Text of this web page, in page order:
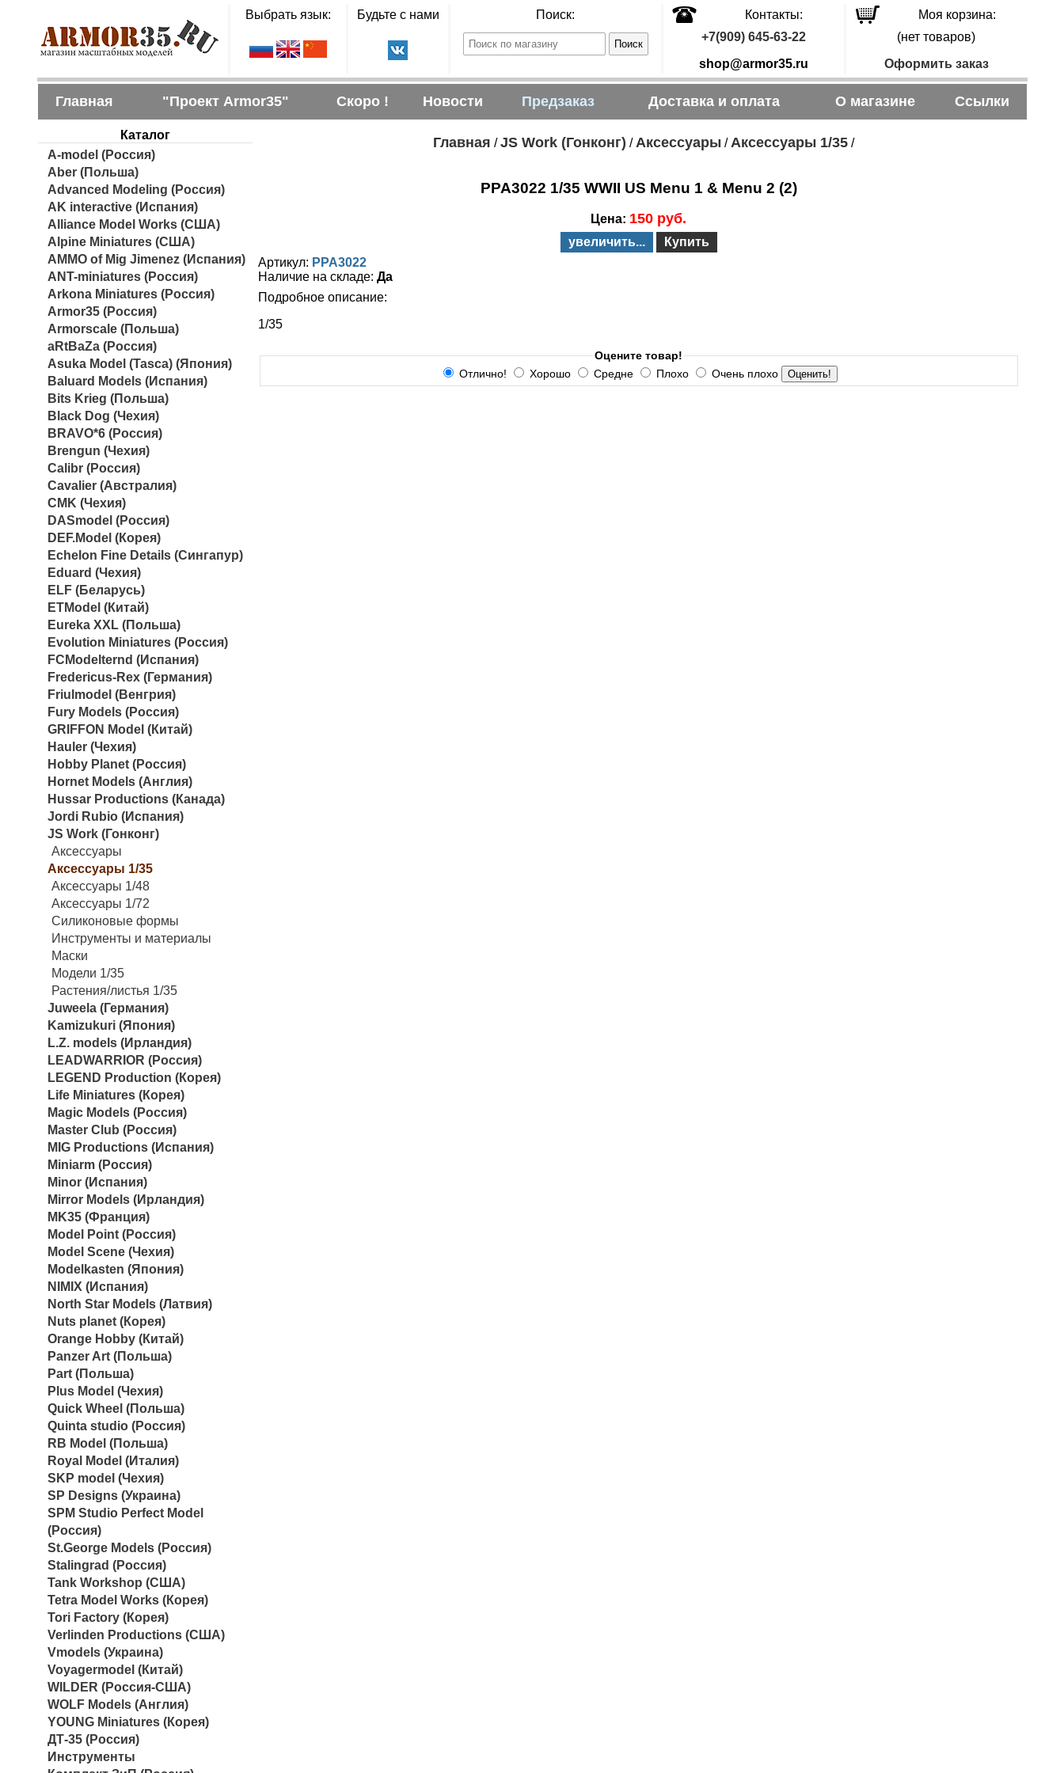
Выбрать язык: Будьте с нами Поиск: Контакты:
Моя корзина:
+7(909) 645-63-22
shop@armor35.ru
(нет товаров)
Оформить заказ
Главная "Проект Armor35" Скоро ! Новости Предзаказ Доставка и оплата О магазине Ссылки
Каталог
A-model (Россия)
Aber (Польша)
Advanced Modeling (Россия)
AK interactive (Испания)
Alliance Model Works (США)
Alpine Miniatures (США)
AMMO of Mig Jimenez (Испания)
ANT-miniatures (Россия)
Arkona Miniatures (Россия)
Armor35 (Россия)
Armorscale (Польша)
aRtBaZa (Россия)
Asuka Model (Tasca) (Япония)
Baluard Models (Испания)
Bits Krieg (Польша)
Black Dog (Чехия)
BRAVO*6 (Россия)
Brengun (Чехия)
Calibr (Россия)
Cavalier (Австралия)
CMK (Чехия)
DASmodel (Россия)
DEF.Model (Корея)
Echelon Fine Details (Сингапур)
Eduard (Чехия)
ELF (Беларусь)
ETModel (Китай)
Eureka XXL (Польша)
Evolution Miniatures (Россия)
FCModelternd (Испания)
Fredericus-Rex (Германия)
Friulmodel (Венгрия)
Fury Models (Россия)
GRIFFON Model (Китай)
Hauler (Чехия)
Hobby Planet (Россия)
Hornet Models (Англия)
Hussar Productions (Канада)
Jordi Rubio (Испания)
JS Work (Гонконг)
Аксессуары
Аксессуары 1/35
Аксессуары 1/48
Аксессуары 1/72
Силиконовые формы
Инструменты и материалы
Маски
Модели 1/35
Растения/листья 1/35
Juweela (Германия)
Kamizukuri (Япония)
L.Z. models (Ирландия)
LEADWARRIOR (Россия)
LEGEND Production (Корея)
Life Miniatures (Корея)
Magic Models (Россия)
Master Club (Россия)
MIG Productions (Испания)
Miniarm (Россия)
Minor (Испания)
Mirror Models (Ирландия)
MK35 (Франция)
Model Point (Россия)
Model Scene (Чехия)
Modelkasten (Япония)
NIMIX (Испания)
North Star Models (Латвия)
Nuts planet (Корея)
Orange Hobby (Китай)
Panzer Art (Польша)
Part (Польша)
Plus Model (Чехия)
Quick Wheel (Польша)
Quinta studio (Россия)
RB Model (Польша)
Royal Model (Италия)
SKP model (Чехия)
SP Designs (Украина)
SPM Studio Perfect Model
(Россия)
St.George Models (Россия)
Stalingrad (Россия)
Tank Workshop (США)
Tetra Model Works (Корея)
Tori Factory (Корея)
Verlinden Productions (США)
Vmodels (Украина)
Voyagermodel (Китай)
WILDER (Россия-США)
WOLF Models (Англия)
YOUNG Miniatures (Корея)
ДТ-35 (Россия)
Инструменты
Главная /JS Work (Гонконг) /Аксессуары /Аксессуары 1/35/
PPA3022 1/35 WWII US Menu 1 & Menu 2 (2)
Цена: 150 руб.
увеличить...
Купить
Артикул: PPA3022
Наличие на складе: Да
Подробное описание:
1/35
Оцените товар!
Отлично!
Хорошо Средне Плохо Очень плохо